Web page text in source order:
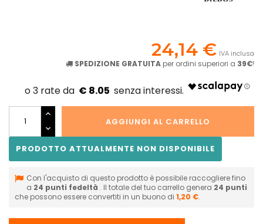
24,14 € IVA inclusa
SPEDIZIONE GRATUITA per ordini superiori a 39€!
€ 8.05
AGGIUNGI AL CARRELLO
PRODOTTO ATTUALMENTE NON DISPONIBILE
Con l'acquisto di questo prodotto è possibile raccogliere fino
a 24 punti fedeltà . Il totale del tuo carrello genera 24 punti
che possono essere convertiti in un buono di 1,20 €.